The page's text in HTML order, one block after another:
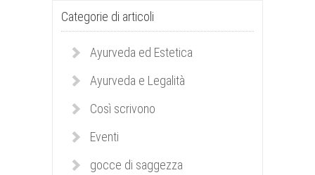
Categorie di articoli
Ayurveda ed Estetica
Ayurveda e Legalità
Così scrivono
Eventi
gocce di saggezza